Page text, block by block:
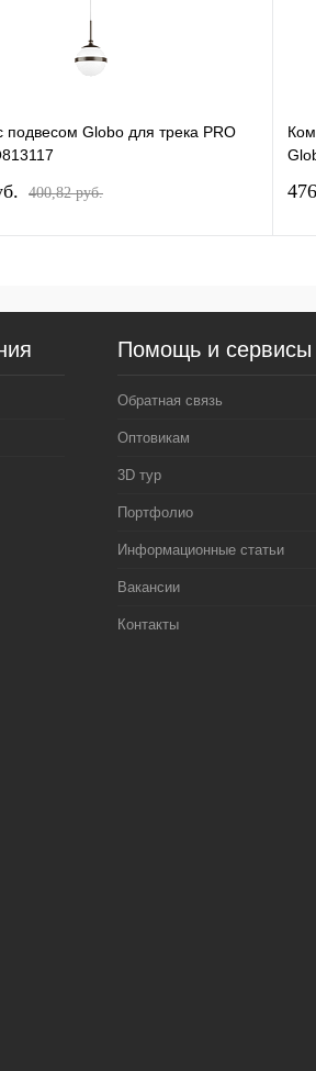
подвесом Globo для трека PRO
400,82 pуб.
Помощь и сервисы
Обратная связь
Оптовикам
3D тур
Портфолио
Информационные статьи
Вакансии
Контакты